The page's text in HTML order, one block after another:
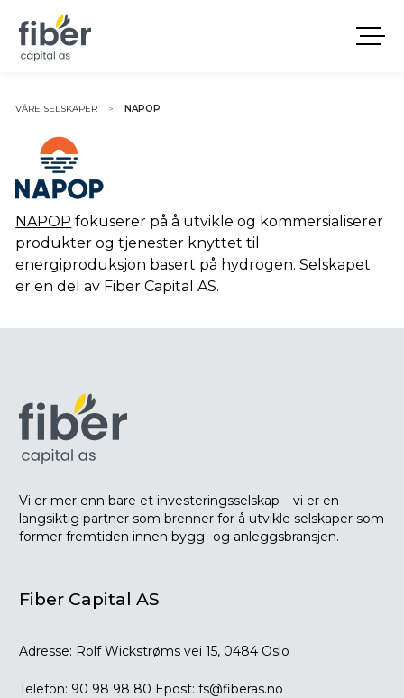
VÅRE SELSKAPER > NAPOP
NAPOP fokuserer på å utvikle og kommersialiserer
produkter og tjenester knyttet til
energiproduksjon basert på hydrogen. Selskapet
er en del av Fiber Capital AS.
Vi er mer enn bare et investeringsselskap – vi er en
langsiktig partner som brenner for å utvikle selskaper som
former fremtiden innen bygg- og anleggsbransjen.
Fiber Capital AS
Adresse: Rolf Wickstrøms vei 15, 0484 Oslo
Telefon: 90 98 98 80 Epost: fs@fiberas.no